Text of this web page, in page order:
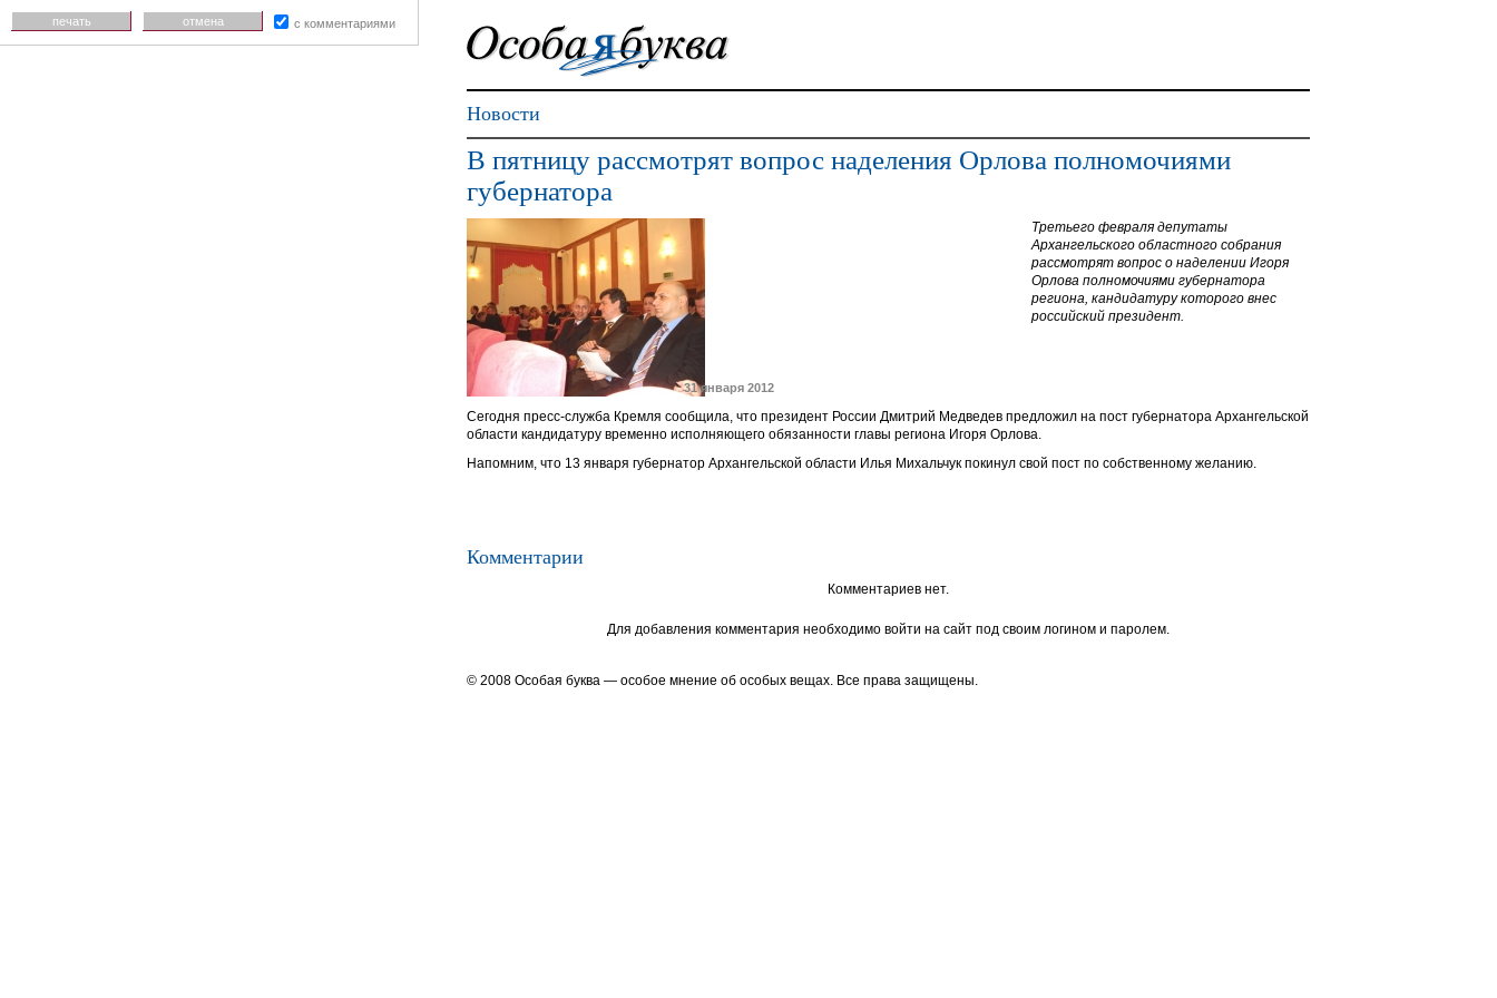
Новости
В пятницу рассмотрят вопрос наделения Орлова полномочиями
губернатора
Третьего февраля депутаты
Архангельского областного собрания
рассмотрят вопрос о наделении Игоря
Орлова полномочиями губернатора
региона, кандидатуру которого внес
российский президент.
31 января 2012
Сегодня пресс-служба Кремля сообщила, что президент России Дмитрий Медведев предложил на пост губернатора Архангельской
области кандидатуру временно исполняющего обязанности главы региона Игоря Орлова.
Напомним, что 13 января губернатор Архангельской области Илья Михальчук покинул свой пост по собственному желанию.
Комментарии
Комментариев нет.
Для добавления комментария необходимо войти на сайт под своим логином и паролем.
© 2008 Особая буква — особое мнение об особых вещах. Все права защищены.
печать отмена с комментариями